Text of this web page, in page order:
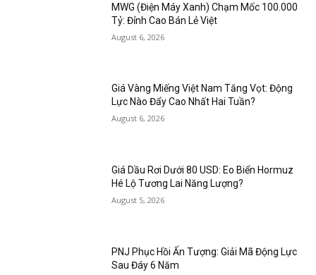
MWG (Điện Máy Xanh) Chạm Mốc 100.000
Tỷ: Đỉnh Cao Bán Lẻ Việt
August 6, 2026
Giá Vàng Miếng Việt Nam Tăng Vọt: Động
Lực Nào Đẩy Cao Nhất Hai Tuần?
August 6, 2026
Giá Dầu Rơi Dưới 80 USD: Eo Biển Hormuz
Hé Lộ Tương Lai Năng Lượng?
August 5, 2026
PNJ Phục Hồi Ấn Tượng: Giải Mã Động Lực
Sau Đáy 6 Năm